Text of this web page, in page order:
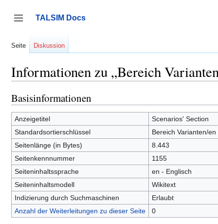
springen
Seitenleiste umschalten
TALSIM Docs
Seite Diskussion
Informationen zu „Bereich
Basisinformationen
Anzeigetitel
Scenarios' Section
Standardsortierschlüssel
Bereich Varianten/en
Seitenlänge (in Bytes)
8.443
Seitenkennnummer
1155
Seiteninhaltssprache
en - Englisch
Seiteninhaltsmodell
Wikitext
Indizierung durch Suchmaschinen
Erlaubt
Anzahl der Weiterleitungen zu dieser Seite
0